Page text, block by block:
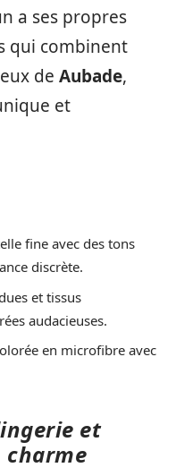
a ses propres
qui combinent
de Aubade,
et
fine avec des tons
discrète.
et tissus
audacieuses.
en microfibre avec
et
charme